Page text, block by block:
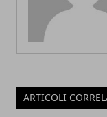
ARTICOLI